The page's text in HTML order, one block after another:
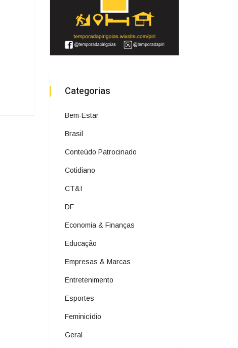
Categorias
Bem-Estar
Brasil
Conteúdo Patrocinado
Cotidiano
CT&I
DF
Economia & Finanças
Educação
Empresas & Marcas
Entretenimento
Esportes
Feminicídio
Geral